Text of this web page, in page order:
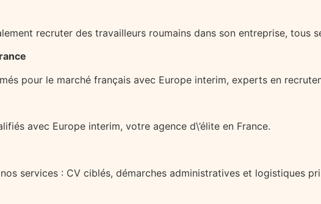
recruter des travailleurs roumains dans son entreprise, tous
pour le marché français avec Europe interim, experts en
avec Europe interim, votre agence d\’élite en France.
services : CV ciblés, démarches administratives et logistiques